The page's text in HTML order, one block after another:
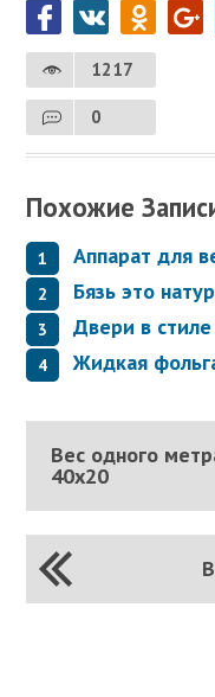
1217
0
Похожие
Аппарат для
Бязь это
Двери в
Жидкая
Вес одного
40х20